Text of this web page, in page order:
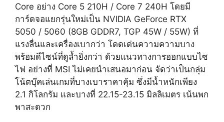
Core อย่าง Core 5 210H / Core 7 240H โดยมี
การ์ดจอแยกรุ่นใหม่เป็น NVIDIA GeForce RTX
5050 / 5060 (8GB GDDR7, TGP 45W / 55W) ที่
แรงลื่นและเครื่องเบากว่า โดดเด่นความความบาง
พร้อมดีไซน์ที่ดูล้ำยิ่งกว่า ด้วยแนวทางการออกแบบไซ
ไฟ อย่างที่ MSI ไม่เคยนำเสนอมาก่อน จัดว่าเป็นกลุ่ม
โน้ตบุ๊คเล่นเกมที่บางเบาราคาคุ้ม ซึ่งมีน้ำหนักเพียง
2.1 กิโลกรัม และบางที่ 22.15-23.15 มิลลิเมตร เน้นพก
พาสะดวก